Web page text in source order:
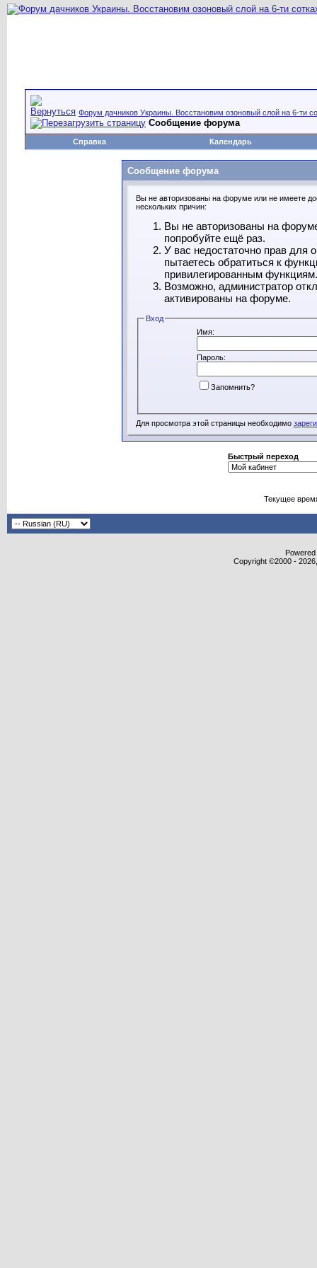
Форум дачников Украины. Восстановим озоновый слой на 6-ти
Сообщение форума
Справка Календарь
Сообщение форума
Вы не авторизованы на форуме или не имеете
нескольких причин:
Вы не авторизованы на
попробуйте ещё раз.
У вас недостаточно прав для
пытаетесь обратиться к
привилегированным функциям.
Возможно, администратор
активированы на форуме.
Вход
Имя:
Пароль:
Запомнить?
Для просмотра этой страницы необходимо
Быстрый переход
Текущее
Copyright ©2000 -